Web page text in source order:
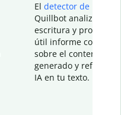
El detector de IA
Quillbot analiza tu
escritura y
útil informe con
sobre el contenido
generado y refinado
IA en tu texto.